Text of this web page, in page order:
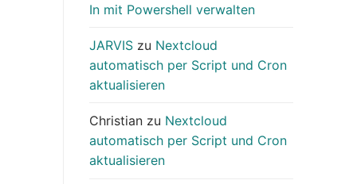
In mit Powershell verwalten
JARVIS zu Nextcloud
automatisch per Script und Cron
aktualisieren
Christian zu Nextcloud
automatisch per Script und Cron
aktualisieren